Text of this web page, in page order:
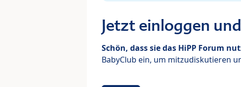
Jetzt einloggen
Schön, dass sie das HiPP Forum
BabyClub ein, um mitzudiskutieren